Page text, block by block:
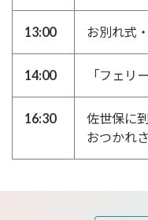
13:00 お別れ式
14:00 「フェリ
16:30
佐世保に
おつかれ